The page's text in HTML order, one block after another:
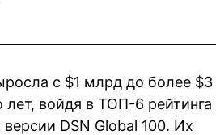
с $1 млрд до более $3
лет, войдя в ТОП-6 рейтинга
DSN Global 100. Их